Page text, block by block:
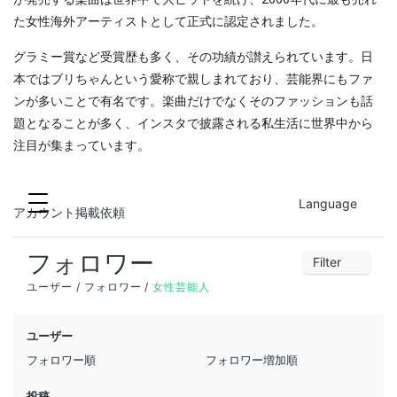
た女性海外アーティストとして正式に認定されました。
グラミー賞など受賞歴も多く、その功績が讃えられています。日
本ではブリちゃんという愛称で親しまれており、芸能界にもファ
ンが多いことで有名です。楽曲だけでなくそのファッションも話
題となることが多く、インスタで披露される私生活に世界中から
注目が集まっています。